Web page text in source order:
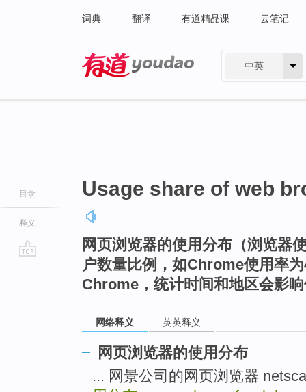
词典 翻译 有道精品课 云笔记
中英
目录
释义
Usage share of web
网页浏览器的使用分布（浏览器
户数量比例，如Chrome使用率
Chrome，统计时间和地区会影
网络释义 英英释义
网页浏览器的使用分布
... 网景公司的网页浏览器